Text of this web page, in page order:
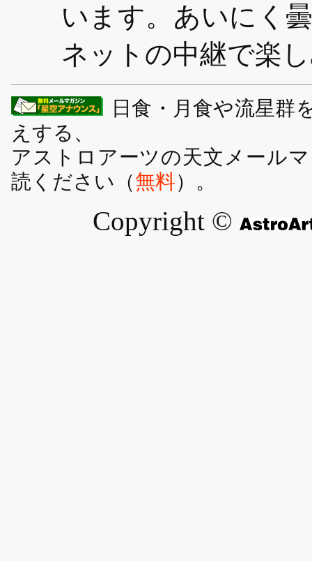
います。あいにく
ネットの中継で楽
日食・月食や流星群
えする、
アストロアーツの天文メール
読ください（無料）。
Copyright ©